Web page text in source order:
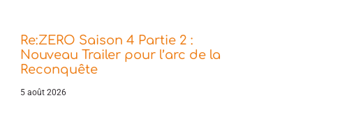
Re:ZERO Saison 4 Partie 2 :
Nouveau Trailer pour l’arc de la
Reconquête
5 août 2026